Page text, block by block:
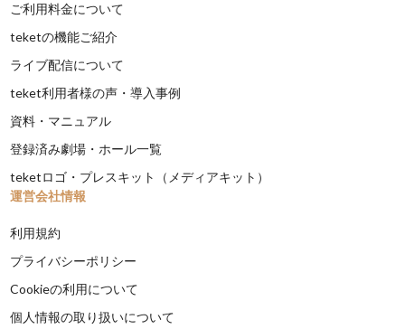
ご利用料金について
teketの機能ご紹介
ライブ配信について
teket利用者様の声・導入事例
資料・マニュアル
登録済み劇場・ホール一覧
teketロゴ・プレスキット（メディアキット）
運営会社情報
利用規約
プライバシーポリシー
Cookieの利用について
個人情報の取り扱いについて